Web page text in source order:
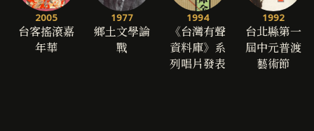
2005
台客搖滾嘉
年華
1977
鄉土文學論
戰
1994
《台灣有聲
資料庫》系
列唱片發表
1992
台北縣第一
屆中元普渡
藝術節